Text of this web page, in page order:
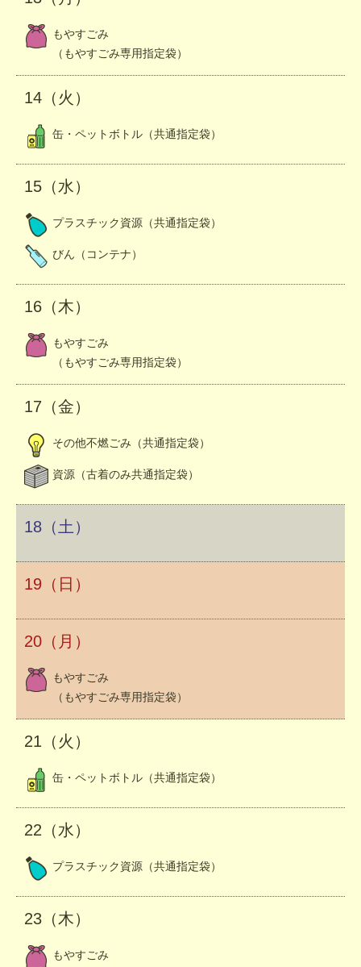
もやすごみ
（もやすごみ専用指定袋）
14（火）
缶・ペットボトル（共通指定袋）
15（水）
プラスチック資源（共通指定袋）
びん（コンテナ）
16（木）
もやすごみ
（もやすごみ専用指定袋）
17（金）
その他不燃ごみ（共通指定袋）
資源（古着のみ共通指定袋）
18（土）
19（日）
20（月）
もやすごみ
（もやすごみ専用指定袋）
21（火）
缶・ペットボトル（共通指定袋）
22（水）
プラスチック資源（共通指定袋）
23（木）
もやすごみ